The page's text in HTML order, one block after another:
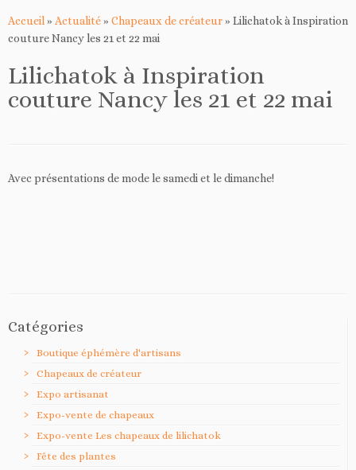
Accueil » Actualité» Chapeaux de créateur» Lilichatok à Inspiration
couture Nancy les 21 et 22 mai
Lilichatok à Inspiration
couture Nancy les 21 et 22 mai
Avec présentations de mode le samedi et le dimanche!
Catégories
Boutique éphémère d'artisans
Chapeaux de créateur
Expo artisanat
Expo-vente de chapeaux
Expo-vente Les chapeaux de lilichatok
Fête des plantes